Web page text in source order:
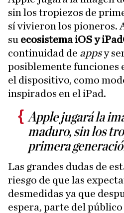
sin los tropiezos de
sí vivieron los pioneros.
su ecosistema iOS y
continuidad de appsy
posiblemente funciones
el dispositivo, como
inspirados en el iPad.
Apple jugará la
maduro, sin los
primera
Las grandes dudas de
riesgo de que las
desmedidas ya que
espera, parte del